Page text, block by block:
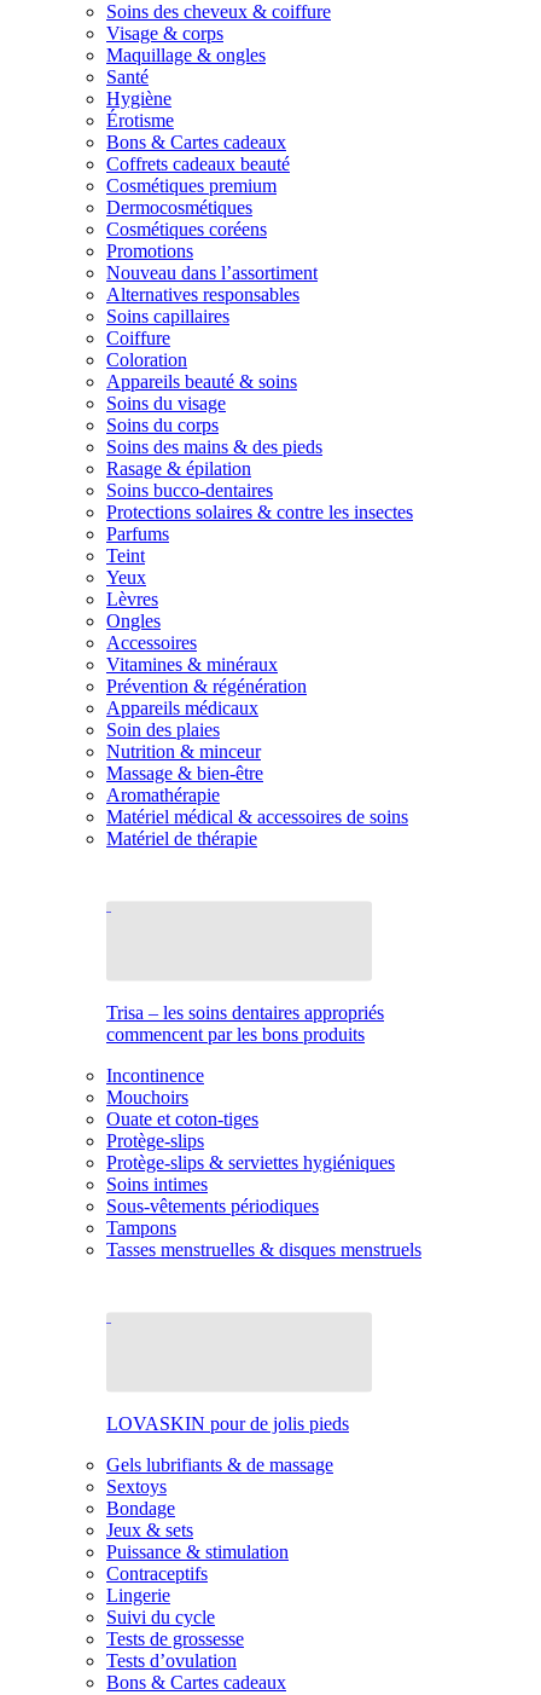
Soins des cheveux & coiffure
Visage & corps
Maquillage & ongles
Santé
Hygiène
Érotisme
Bons & Cartes cadeaux
Coffrets cadeaux beauté
Cosmétiques premium
Dermocosmétiques
Cosmétiques coréens
Promotions
Nouveau dans l’assortiment
Alternatives responsables
Soins capillaires
Coiffure
Coloration
Appareils beauté & soins
Soins du visage
Soins du corps
Soins des mains & des pieds
Rasage & épilation
Soins bucco-dentaires
Protections solaires & contre les insectes
Parfums
Teint
Yeux
Lèvres
Ongles
Accessoires
Vitamines & minéraux
Prévention & régénération
Appareils médicaux
Soin des plaies
Nutrition & minceur
Massage & bien-être
Aromathérapie
Matériel médical & accessoires de soins
Matériel de thérapie
Trisa – les soins dentaires appropriés
commencent par les bons produits
Incontinence
Mouchoirs
Ouate et coton-tiges
Protège-slips
Protège-slips & serviettes hygiéniques
Soins intimes
Sous-vêtements périodiques
Tampons
Tasses menstruelles & disques menstruels
LOVASKIN pour de jolis pieds
Gels lubrifiants & de massage
Sextoys
Bondage
Jeux & sets
Puissance & stimulation
Contraceptifs
Lingerie
Suivi du cycle
Tests de grossesse
Tests d’ovulation
Bons & Cartes cadeaux